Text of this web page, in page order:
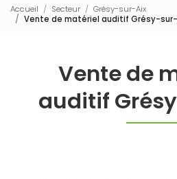
Accueil Secteur
Grésy-sur-Aix
Vente de matériel auditif Grésy-
Vente de
auditif